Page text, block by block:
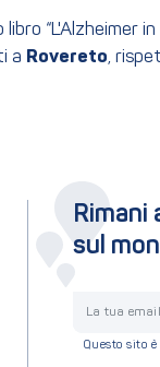
“L'Alzheimer
a Rovereto,
Rimani
sul
Questo sito è